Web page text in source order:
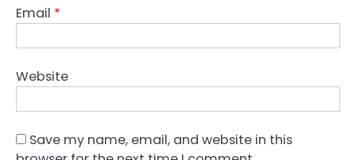
Email *
Website
Save my name, email, and website in this